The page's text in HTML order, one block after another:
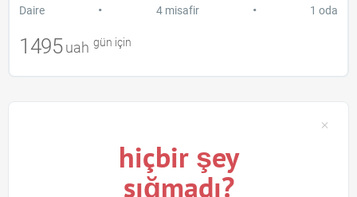
Daire • 4 misafir • 1 oda
1495 uah gün için
hiçbir şey
sığmadı?